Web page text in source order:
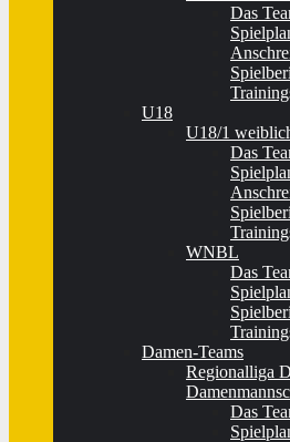
Das
U18
U18/1
Das
WNBL
Das
Damen-Teams
Regionalliga
Das